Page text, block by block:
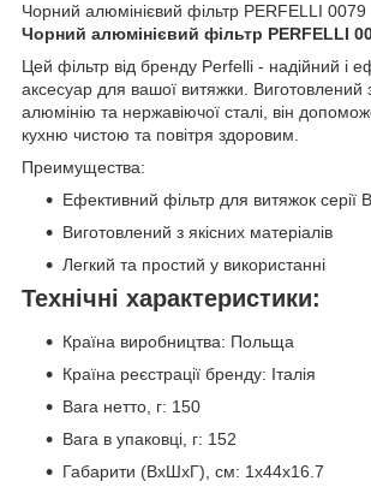
Чорний алюмінієвий фільтр PERFELLI 0079
Чорний алюмінієвий фільтр PERFELLI
Цей фільтр від бренду Perfelli - надійний і
аксесуар для вашої витяжки. Виготовлений
алюмінію та нержавіючої сталі, він
кухню чистою та повітря здоровим.
Преимущества:
Ефективний фільтр для витяжок серії
Виготовлений з якісних матеріалів
Легкий та простий у використанні
Технічні характеристики:
Країна виробництва: Польща
Країна реєстрації бренду: Італія
Вага нетто, г: 150
Вага в упаковці, г: 152
Габарити (ВxШxГ), см: 1x44x16.7